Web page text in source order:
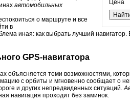
Цена
автомобильных
о маршруте и все
в
иная: как выбрать лучший
GPS-навигатора
объясняется теми возможностями,
с орбиты и мгновенно сообщает о
и других непредвиденных ситуаций.
навигация проходит без заминок.